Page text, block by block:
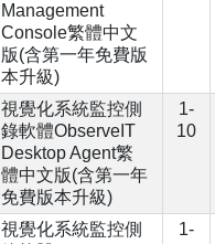
Management
Console繁體中文
版(含第一年免費版
本升級)
視覺化系統監控側
錄軟體ObserveIT
Desktop Agent繁
體中文版(含第一年
免費版本升級)
1-
10
視覺化系統監控側
1-